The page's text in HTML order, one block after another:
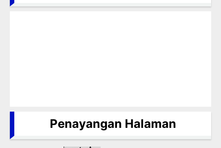
Penayangan Halaman